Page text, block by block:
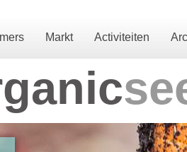
Markt Activiteiten